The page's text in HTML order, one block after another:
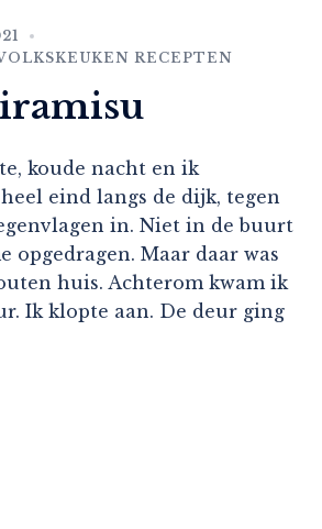
RECEPTEN
koude nacht en ik
eind langs de dijk, tegen
in. Niet in de buurt
opgedragen. Maar daar was
huis. Achterom kwam ik
Ik klopte aan. De deur ging